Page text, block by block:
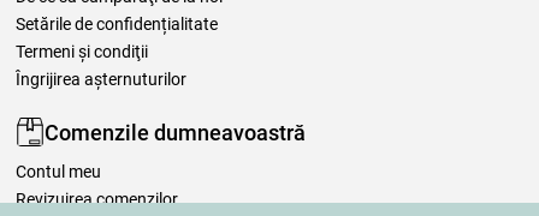
Setările de confidențialitate
Termeni şi condiţii
Îngrijirea așternuturilor
Comenzile dumneavoastră
Contul meu
Revizuirea comenzilor